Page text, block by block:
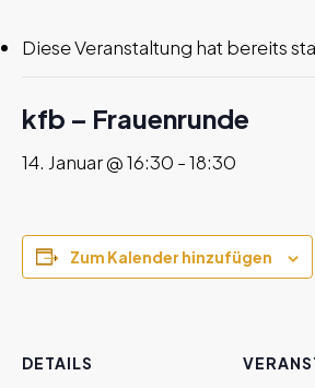
Diese Veranstaltung hat bereits
kfb – Frauenrunde
14. Januar @ 16:30 -18:30
Zum Kalender hinzufügen
DETAILS